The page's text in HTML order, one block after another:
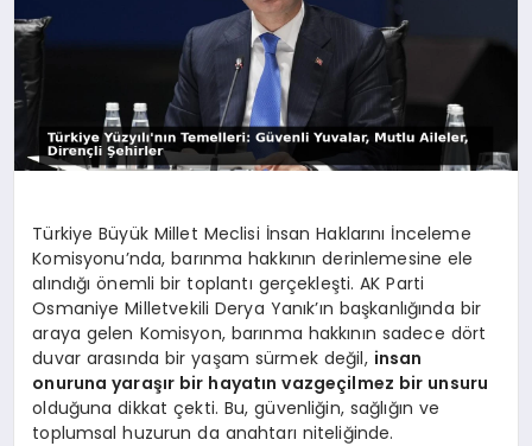
Türkiye Büyük Millet Meclisi İnsan Haklarını İnceleme
Komisyonu’nda, barınma hakkının derinlemesine ele
alındığı önemli bir toplantı gerçekleşti. AK Parti
Osmaniye Milletvekili Derya Yanık’ın başkanlığında bir
araya gelen Komisyon, barınma hakkının sadece dört
duvar arasında bir yaşam sürmek değil, insan
onuruna yaraşır bir hayatın vazgeçilmez bir unsuru
olduğuna dikkat çekti. Bu, güvenliğin, sağlığın ve
toplumsal huzurun da anahtarı niteliğinde.